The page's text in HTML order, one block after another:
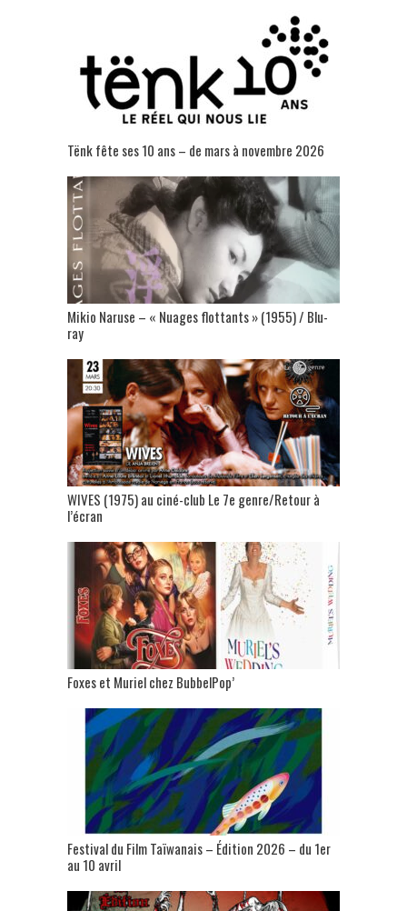
Tënk fête ses 10 ans – de mars à novembre 2026
Mikio Naruse – « Nuages flottants » (1955) / Blu-
ray
WIVES (1975) au ciné-club Le 7e genre/Retour à
l’écran
Foxes et Muriel chez BubbelPop’
Festival du Film Taïwanais – Édition 2026 – du 1er
au 10 avril